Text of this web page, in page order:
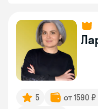
5 от 1590